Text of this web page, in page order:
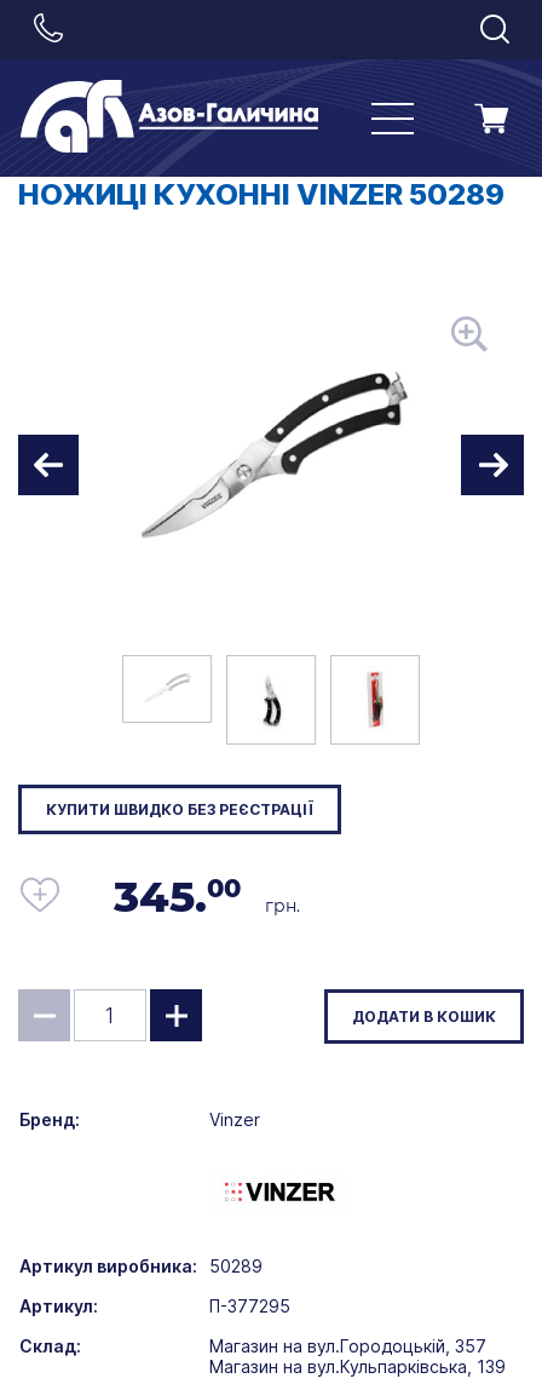
НОЖИЦІ КУХОННІ VINZER 50289
КУПИТИ ШВИДКО БЕЗ РЕЄСТРАЦІЇ
345.00
грн.
ДОДАТИ В КОШИК
Бренд: Vinzer
Артикул виробника:
50289
Артикул:
П-377295
Склад:
Магазин на вул.Городоцькій, 357
Магазин на вул.Кульпарківська, 139